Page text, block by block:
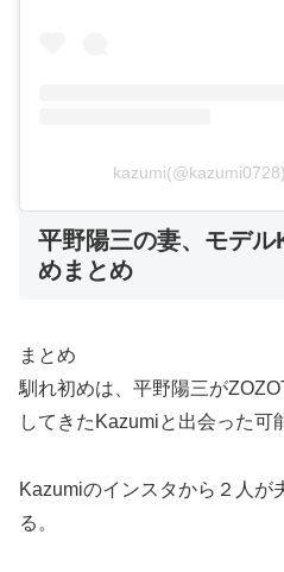
平野陽三の妻、モデ
めまとめ
まとめ
馴れ初めは、平野陽三が
してきたKazumiと出会った可
Kazumiのインスタから２人が
る。